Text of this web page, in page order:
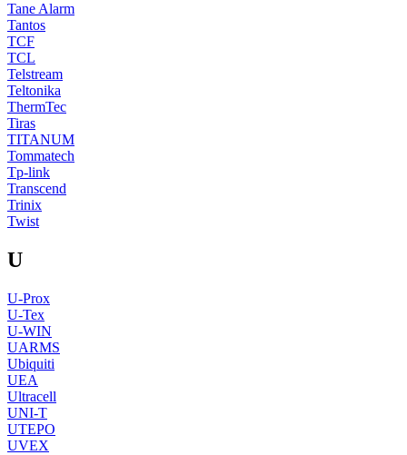
Tane Alarm
Tantos
TCF
TCL
Telstream
Teltonika
ThermTec
Tiras
TITANUM
Tommatech
Tp-link
Transcend
Trinix
Twist
U
U-Prox
U-Tex
U-WIN
UARMS
Ubiquiti
UEA
Ultracell
UNI-T
UTEPO
UVEX